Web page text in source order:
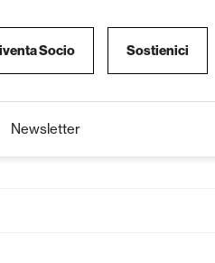
Socio Sostienici
Newsletter